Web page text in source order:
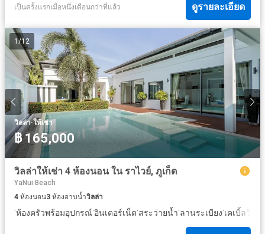
เป็นครั้งแรกเมื่อหนึ่งเดือนกว่าที่แล้ว ดูรายละเอียด
1/12
วิลล่า·ให้เช่า
฿ 165,000
วิลล่าให้เช่า 4 ห้องนอน ใน ราไวย์, ภูเก็ต
YaNui Beach
4 ห้องนอน3 ห้องอาบน้ำวิลล่า
·ห้องครัวพร้อมอุปกรณ์·อินเตอร์เน็ต·สระว่ายน้ำ·ลานระเบียง·เคเบิ้ลวิดีโอ